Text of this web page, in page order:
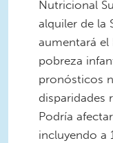
Nutricional
alquiler de la
aumentará el
pobreza
pronósticos
disparidades
Podría
incluyendo a